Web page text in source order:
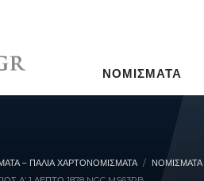
ΝΟΜΙΣΜΑΤΑ
– ΠΑΛΙΆ ΧΑΡΤΟΝΟΜΊΣΜΑΤΑ ΝΟΜΙΣΜΑΤΑ